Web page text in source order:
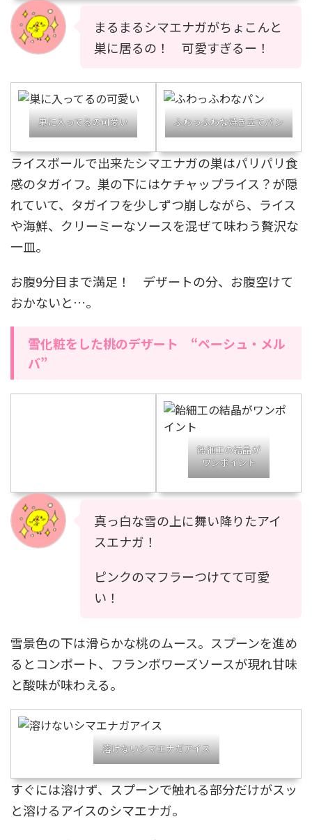
まるまるシマエナガがちょこんと
巣に居るの！ 可愛すぎるー！
巣に入ってるの可愛い ふわっふわな焼き立てパン
ライスボールで出来たシマエナガの巣はパリパリ食
感のタガイフ。巣の下にはケチャップライス？が隠
れていて、タガイフを少しずつ崩しながら、ライス
や海鮮、クリーミーなソースを混ぜて味わう贅沢な
一皿。
お腹9分目まで満足！ デザートの分、お腹空けて
おかないと…。
雪化粧をした桃のデザート “ペーシュ・メル
バ”
飴細工の結晶が
ワンポイント
真っ白な雪の上に舞い降りたアイ
スエナガ！
ピンクのマフラーつけてて可愛
い！
雪景色の下は滑らかな桃のムース。スプーンを進め
るとコンポート、フランボワーズソースが現れ甘味
と酸味が味わえる。
溶けないシマエナガアイス
すぐには溶けず、スプーンで触れる部分だけがスッ
と溶けるアイスのシマエナガ。